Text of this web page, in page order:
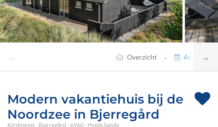
← →
Overzicht ·
Modern vakantiehuis bij de
Noordzee in Bjerregård
Kirstinevej - Bjerregård - 6960 - Hvide Sande